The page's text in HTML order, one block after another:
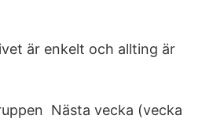
är enkelt och allting är
Nästa vecka (vecka